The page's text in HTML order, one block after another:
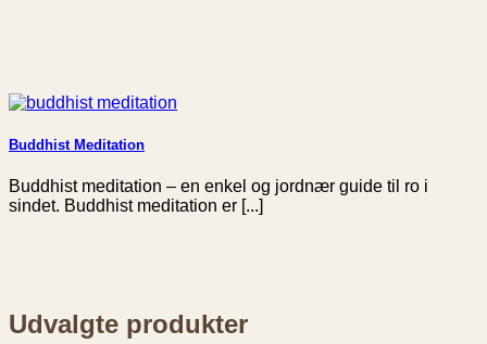
Buddhist Meditation
Buddhist meditation – en enkel og jordnær guide til ro i
sindet. Buddhist meditation er [...]
Udvalgte produkter